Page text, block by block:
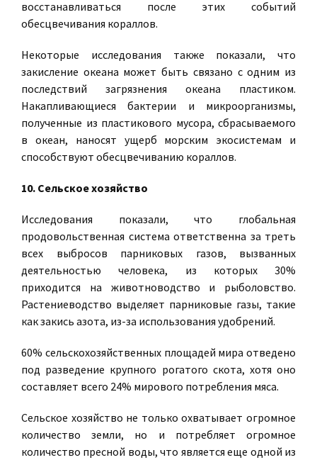
восстанавливаться после этих событий
обесцвечивания кораллов.
Некоторые исследования также показали, что
закисление океана может быть связано с одним из
последствий загрязнения океана пластиком.
Накапливающиеся бактерии и микроорганизмы,
полученные из пластикового мусора, сбрасываемого
в океан, наносят ущерб морским экосистемам и
способствуют обесцвечиванию кораллов.
10. Сельское хозяйство
Исследования показали, что глобальная
продовольственная система ответственна за треть
всех выбросов парниковых газов, вызванных
деятельностью человека, из которых 30%
приходится на животноводство и рыболовство.
Растениеводство выделяет парниковые газы, такие
как закись азота, из-за использования удобрений.
60% сельскохозяйственных площадей мира отведено
под разведение крупного рогатого скота, хотя оно
составляет всего 24% мирового потребления мяса.
Сельское хозяйство не только охватывает огромное
количество земли, но и потребляет огромное
количество пресной воды, что является еще одной из